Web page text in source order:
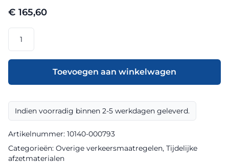
€ 165,60
model
T15-
klasse
Bio
Recycling
Sign
aantal
Toevoegen aan winkelwagen
Indien voorradig binnen 2-5 werkdagen geleverd.
Artikelnummer: 10140-000793
Categorieën: Overige verkeersmaatregelen, Tijdelijke
afzetmaterialen